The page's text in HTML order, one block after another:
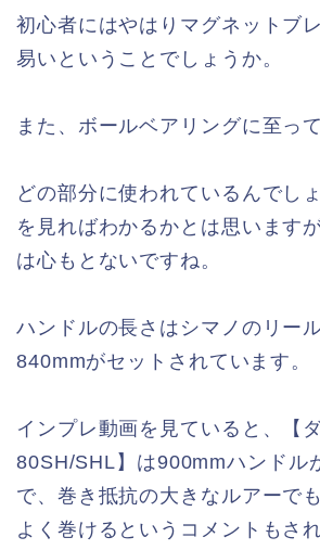
初心者にはやはりマグネットブ
易いということでしょうか。
また、ボールベアリングに至っ
どの部分に使われているんでし
を見ればわかるかとは思います
は心もとないですね。
ハンドルの長さはシマノのリー
840mmがセットされています。
インプレ動画を見ていると、【
80SH/SHL】は900mmハンドル
で、巻き抵抗の大きなルアーで
よく巻けるというコメントもさ